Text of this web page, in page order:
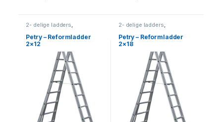
2- delige ladders,
Reformladders
Petry – Reformladder
2×12
2- delige ladders,
Reformladders
Petry – Reformladder
2×18